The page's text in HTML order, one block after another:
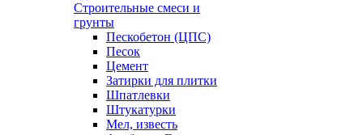
Строительные смеси и
грунты
Пескобетон (ЦПС)
Песок
Цемент
Затирки для плитки
Шпатлевки
Штукатурки
Мел, известь